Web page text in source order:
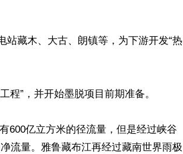
站藏木、大古、朗镇等，为下游开发“热
程”，并开始墨脱项目前期准备。
600亿立方米的径流量，但是经过峡谷
流量。雅鲁藏布江再经过藏南世界雨极